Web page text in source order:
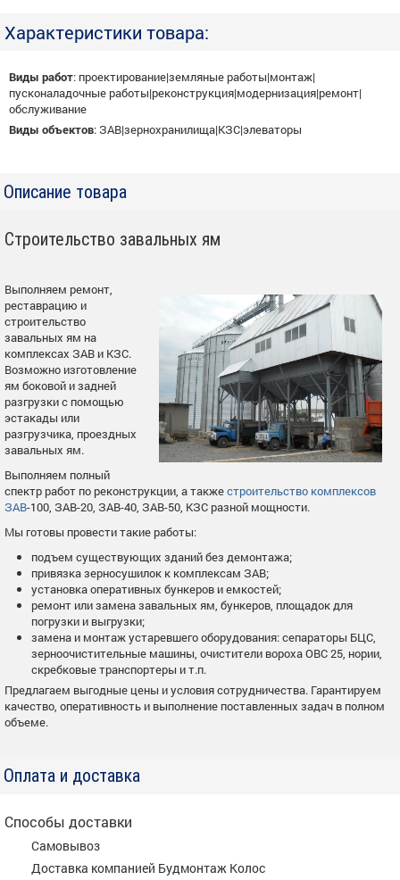
Характеристики товара:
Виды работ: проектирование|земляные работы|монтаж|
пусконаладочные работы|реконструкция|модернизация|ремонт|
обслуживание
Виды объектов:ЗАВ|зернохранилища|КЗС|элеваторы
Описание товара
Строительство завальных ям
Выполняем ремонт,
реставрацию и
строительство
завальных ям на
комплексах ЗАВ и КЗС.
Возможно изготовление
ям боковой и задней
разгрузки с помощью
эстакады или
разгрузчика, проездных
завальных ям.
Выполняем полный
спектр работ по реконструкции, а такжестроительство комплексов
ЗАВ-100, ЗАВ-20, ЗАВ-40, ЗАВ-50, КЗС разной мощности.
Мы готовы провести такие работы:
подъем существующих зданий без демонтажа;
привязка зерносушилок к комплексам ЗАВ;
установка оперативных бункеров и емкостей;
ремонт или замена завальных ям, бункеров, площадок для
погрузки и выгрузки;
замена и монтаж устаревшего оборудования: сепараторы БЦС,
зерноочистительные машины, очистители вороха ОВС 25, нории,
скребковые транспортеры и т.п.
Предлагаем выгодные цены и условия сотрудничества. Гарантируем
качество, оперативность и выполнение поставленных задач в полном
объеме.
Оплата и доставка
Способы доставки
Самовывоз
Доставка компанией Будмонтаж Колос